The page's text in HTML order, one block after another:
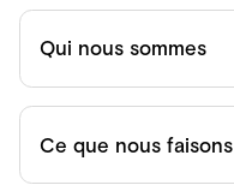
Qui nous sommes
Ce que nous faisons